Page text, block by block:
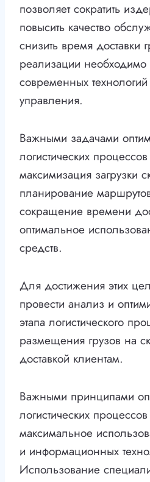
позволяет сократить
повысить качество
снизить время доставки
реализации
современных
управления.
Важными задачами
логистических
максимизация загрузки
планирование
сокращение времени
оптимальное
средств.
Для достижения этих
провести анализ и
этапа логистического
размещения грузов на
доставкой клиентам.
Важными принципами
логистических
максимальное
и информационных
Использование